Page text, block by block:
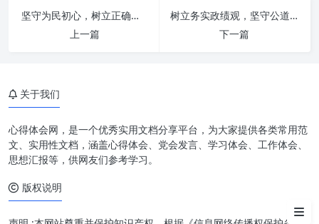
坚守为民初心，树立正确政绩观念：新时代共产党人的为政之道
上一篇
树立务实政绩观，坚守公道正派底线：新时代治理的黄金法则
下一篇
一、树立正确政绩理念：航向指
念：相辅相成，融会贯通
四、在新时代背景下的实践意义
关于我们
心得体会网，是一个优秀实用文档分享平台，为大家提供各类常用范
文、实用性文档，涵盖心得体会、党会发言、学习体会、工作体会、
思想汇报等，供网友们参考学习。
版权说明